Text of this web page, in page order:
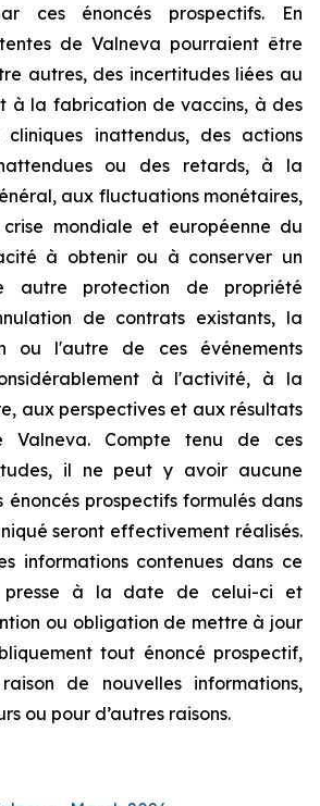
ces énoncés prospectifs. En
de Valneva pourraient être
autres, des incertitudes liées au
à la fabrication de vaccins, à des
cliniques inattendus, des actions
ou des retards, à la
aux fluctuations monétaires,
mondiale et européenne du
à obtenir ou à conserver un
autre protection de propriété
de contrats existants, la
ou l'autre de ces événements
à l'activité, à la
aux perspectives et aux résultats
Valneva. Compte tenu de ces
il ne peut y avoir aucune
énoncés prospectifs formulés dans
seront effectivement réalisés.
informations contenues dans ce
presse à la date de celui-ci et
ou obligation de mettre à jour
tout énoncé prospectif,
de nouvelles informations,
ou pour d’autres raisons.